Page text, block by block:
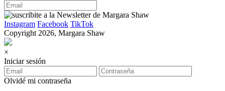
Instagram Facebook TikTok
Copyright 2026, Margara Shaw
×
Iniciar sesión
Olvidé mi contraseña